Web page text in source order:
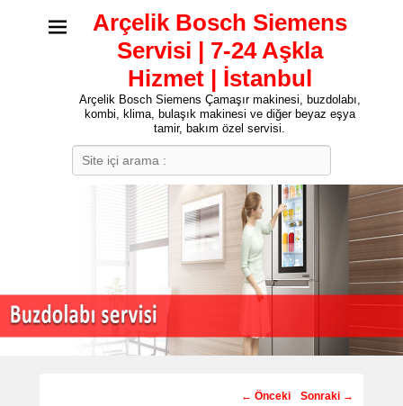
Arçelik Bosch Siemens
Servisi | 7-24 Aşkla
Hizmet | İstanbul
Arçelik Bosch Siemens Çamaşır makinesi, buzdolabı,
kombi, klima, bulaşık makinesi ve diğer beyaz eşya
tamir, bakım özel servisi.
Post
← Önceki Sonraki →